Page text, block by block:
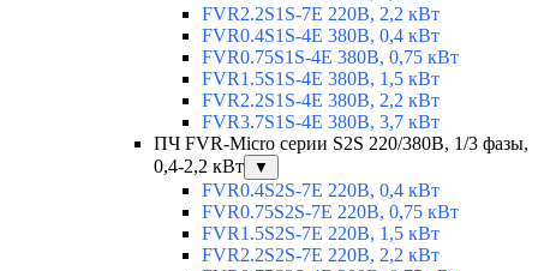
FVR2.2S1S-7E 220В, 2,2 кВт
FVR0.4S1S-4E 380В, 0,4 кВт
FVR0.75S1S-4E 380В, 0,75 кВт
FVR1.5S1S-4E 380В, 1,5 кВт
FVR2.2S1S-4E 380В, 2,2 кВт
FVR3.7S1S-4E 380В, 3,7 кВт
ПЧ FVR-Micro серии S2S 220/380В, 1/3 фазы,
0,4-2,2 кВт
▼
FVR0.4S2S-7E 220В, 0,4 кВт
FVR0.75S2S-7E 220В, 0,75 кВт
FVR1.5S2S-7E 220В, 1,5 кВт
FVR2.2S2S-7E 220В, 2,2 кВт